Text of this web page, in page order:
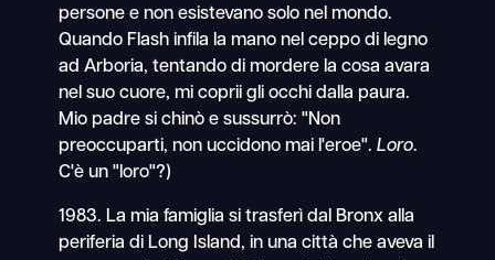
persone e non esistevano solo nel mondo.
Quando Flash infila la mano nel ceppo di legno
ad Arboria, tentando di mordere la cosa avara
nel suo cuore, mi coprii gli occhi dalla paura.
Mio padre si chinò e sussurrò: "Non
preoccuparti, non uccidono mai l'eroe". Loro.
C'è un "loro"?)
1983. La mia famiglia si trasferì dal Bronx alla
periferia di Long Island, in una città che aveva il